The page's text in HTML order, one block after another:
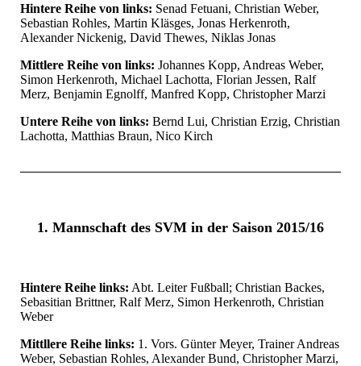
Hintere Reihe von links: Senad Fetuani, Christian Weber,
Sebastian Rohles, Martin Kläsges, Jonas Herkenroth,
Alexander Nickenig, David Thewes, Niklas Jonas
Mittlere Reihe von links: Johannes Kopp, Andreas Weber,
Simon Herkenroth, Michael Lachotta, Florian Jessen, Ralf
Merz, Benjamin Egnolff, Manfred Kopp, Christopher Marzi
Untere Reihe von links: Bernd Lui, Christian Erzig, Christian
Lachotta, Matthias Braun, Nico Kirch
1. Mannschaft des SVM in der Saison 2015/16
Hintere Reihe links: Abt. Leiter Fußball; Christian Backes,
Sebasitian Brittner, Ralf Merz, Simon Herkenroth, Christian
Weber
Mittllere Reihe links: 1. Vors. Günter Meyer, Trainer Andreas
Weber, Sebastian Rohles, Alexander Bund, Christopher Marzi,